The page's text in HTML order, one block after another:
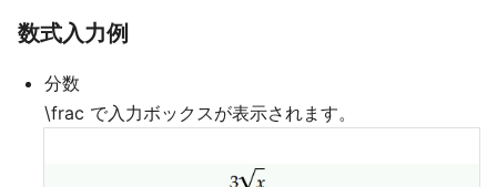
数式入力例
分数
\frac で入力ボックスが表示されます。